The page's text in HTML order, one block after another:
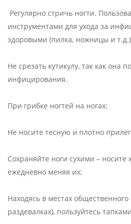
Регулярно стричь ногти.
инструментами для ухода за
здоровыми (пилка, ножницы и
Не срезать кутикулу, так как она
инфицирования.
При грибке ногтей на ногах:
Не носите тесную и плотно
Сохраняйте ноги сухими – носите
ежедневно меняя их;
Находясь в местах
раздевалках), пользуйтесь